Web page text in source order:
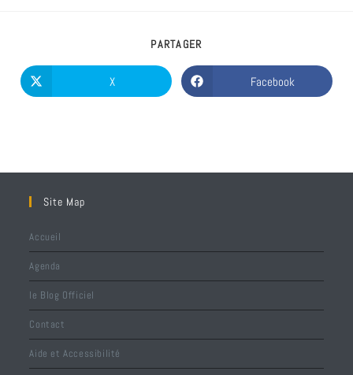
PARTAGER
X Facebook
Site Map
Accueil
Agenda
le Blog Officiel
Contact
Aide et Accessibilité